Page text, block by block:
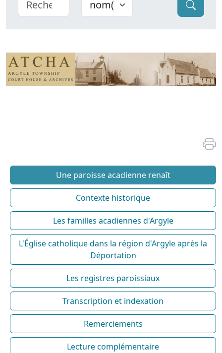
Une paroisse acadienne renaît
Contexte historique
Les familles acadiennes d'Argyle
L'Église catholique dans la région d'Argyle après la
Déportation
Les registres paroissiaux
Transcription et indexation
Remerciements
Lecture complémentaire